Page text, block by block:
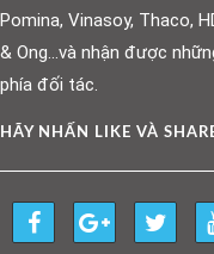
Pomina, Vinasoy, Thaco,
& Ong…và nhận được
phía đối tác.
HÃY NHẤN LIKE VÀ